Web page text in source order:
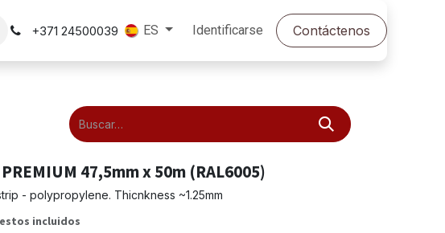
+371 24500039 ES Identificarse Contáctenos
47,5mm x 50m (RAL6005)
- polypropylene. Thicnkness ~1.25mm
incluidos